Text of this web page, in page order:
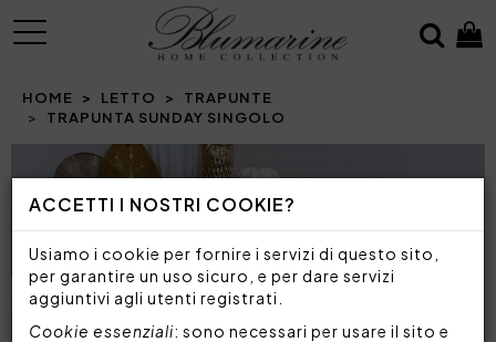
ACCETTI I NOSTRI COOKIE?
Usiamo i cookie per fornire i servizi di questo sito,
per garantire un uso sicuro, e per dare servizi
aggiuntivi agli utenti registrati.
Cookie essenziali: sono necessari per usare il sito e
MENU
HOME LETTO
TRAPUNTE
TRAPUNTA SUNDAY SINGOLO
Prev